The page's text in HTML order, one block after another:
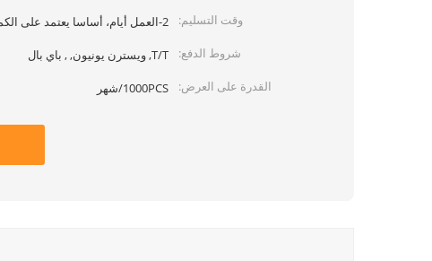
وقت التسليم:
2-العمل أيام، أساسا يعتمد على الكمية
شروط الدفع:
T/T, ويسترن يونيون, , باي بال
القدرة على العرض:
1000PCS/شهر